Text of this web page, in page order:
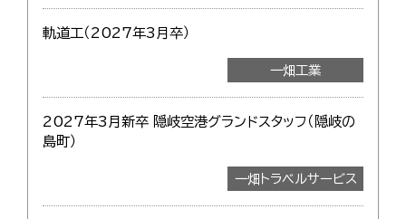
軌道工（2027年3月卒）
一畑工業
2027年3月新卒 隠岐空港グランドスタッフ（隠岐の
島町）
一畑トラベルサービス